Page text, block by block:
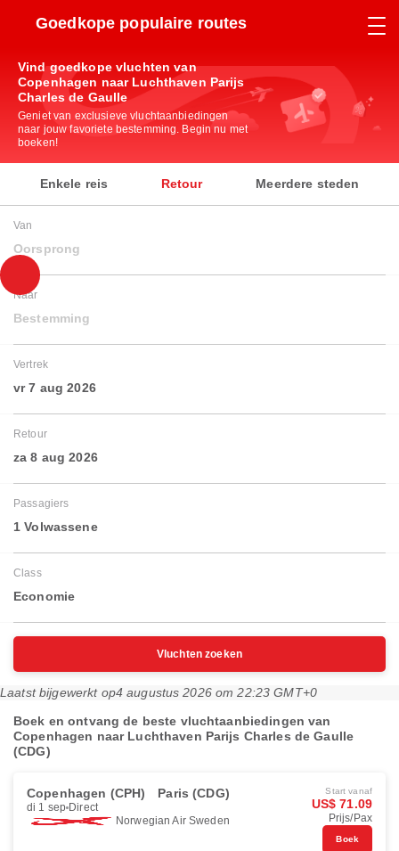
Goedkope populaire routes
Vind goedkope vluchten van
Copenhagen naar Luchthaven Parijs
Charles de Gaulle
Geniet van exclusieve vluchtaanbiedingen
naar jouw favoriete bestemming. Begin nu met
boeken!
Enkele reis Retour Meerdere steden
Van
Oorsprong
Naar
Bestemming
Vertrek
vr 7 aug 2026
Retour
za 8 aug 2026
Passagiers
1 Volwassene
Class
Economie
Vluchten zoeken
Laatst bijgewerkt op4 augustus 2026 om 22:23 GMT+0
Boek en ontvang de beste vluchtaanbiedingen van
Copenhagen naar Luchthaven Parijs Charles de Gaulle
(CDG)
Copenhagen (CPH) Paris (CDG)
di 1 sep Direct
Norwegian Air Sweden
Start vanaf
US$ 71.09
Prijs/Pax
Boek